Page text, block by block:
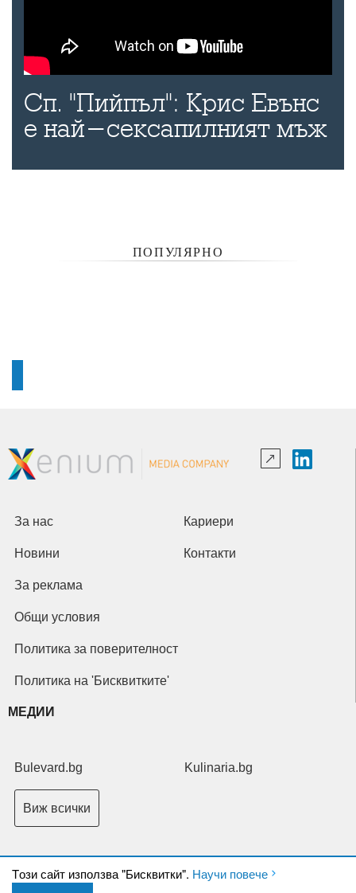
Сп. "Пийпъл": Крис Евънс
е най-сексапилният мъж
ПОПУЛЯРНО
Tози сайт използва "Бисквитки". Научи повече
За нас Кариери
Новини Контакти
За реклама
Общи условия
Политика за поверителност
Политика на 'Бисквитките'
МЕДИИ
Bulevard.bg Kulinaria.bg
Виж всички